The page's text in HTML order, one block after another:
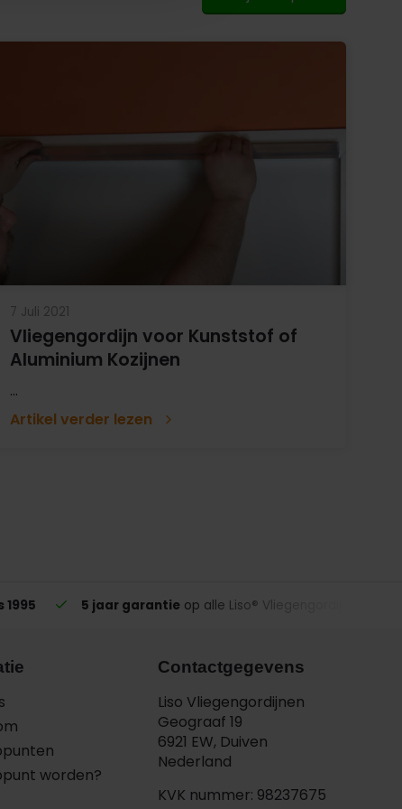
7 Juli 2021
Vliegengordijn voor Kunststof of
Aluminium Kozijnen
...
Artikel verder lezen
5 jaar garantie op alle Liso® Vliegengordijnen
worden?
Contactgegevens
Liso Vliegengordijnen
Geograaf 19
6921 EW, Duiven
Nederland
KVK nummer: 98237675